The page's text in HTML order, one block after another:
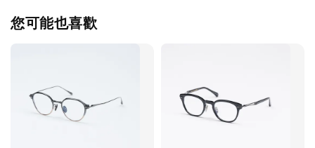
您可能也喜歡